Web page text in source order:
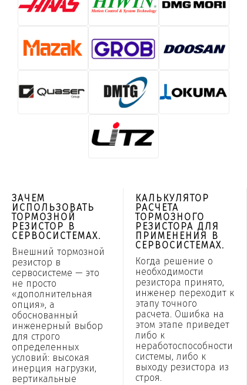
ЗАЧЕМ
ИСПОЛЬЗОВАТЬ
ТОРМОЗНОЙ
РЕЗИСТОР В
СЕРВОСИСТЕМАХ.
Внешний тормозной
резистор в
сервосистеме — это
не просто
«дополнительная
опция», а
обоснованный
инженерный выбор
для строго
определенных
условий: высокая
инерция нагрузки,
вертикальные
КАЛЬКУЛЯТОР
РАСЧЕТА
ТОРМОЗНОГО
РЕЗИСТОРА ДЛЯ
ПРИМЕНЕНИЯ В
СЕРВОСИСТЕМАХ.
Когда решение о
необходимости
резистора принято,
инженер переходит к
этапу точного
расчета. Ошибка на
этом этапе приведет
либо к
неработоспособности
системы, либо к
выходу резистора из
строя.